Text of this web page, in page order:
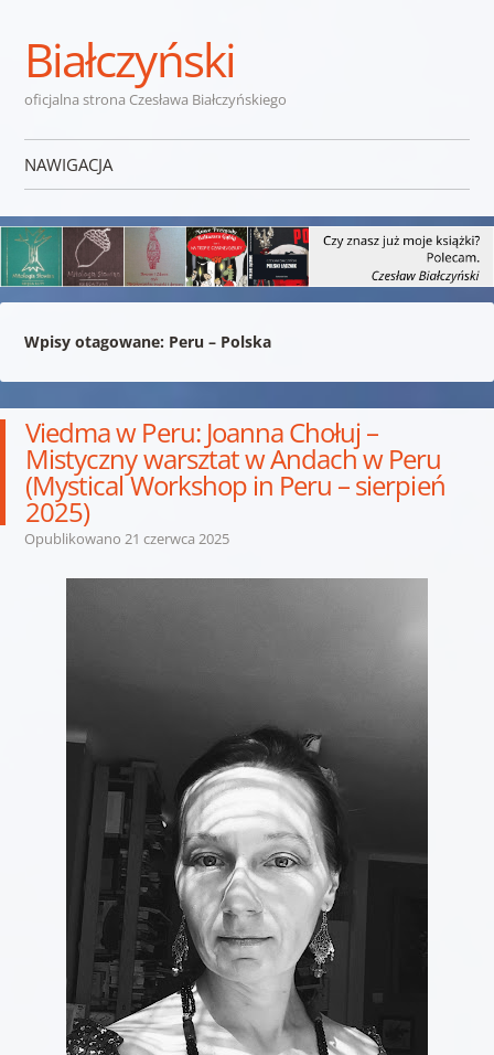
Białczyński
oficjalna strona Czesława Białczyńskiego
NAWIGACJA
Wpisy otagowane: Peru – Polska
Viedma w Peru: Joanna Chołuj –
Mistyczny warsztat w Andach w Peru
(Mystical Workshop in Peru – sierpień
2025)
Opublikowano 21 czerwca 2025